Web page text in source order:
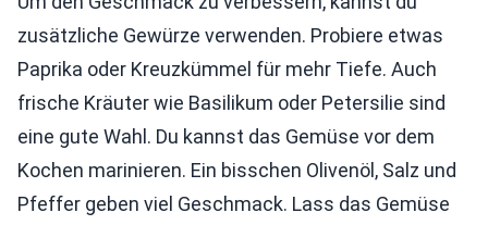
zusätzliche Gewürze verwenden. Probiere etwas
Paprika oder Kreuzkümmel für mehr Tiefe. Auch
frische Kräuter wie Basilikum oder Petersilie sind
eine gute Wahl. Du kannst das Gemüse vor dem
Kochen marinieren. Ein bisschen Olivenöl, Salz und
Pfeffer geben viel Geschmack. Lass das Gemüse